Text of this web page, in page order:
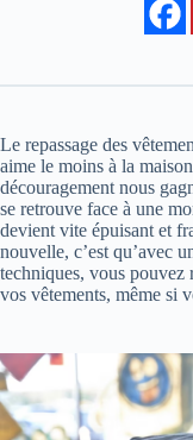
Le repassage des
aime le moins à la
découragement nous
se retrouve face à une
devient vite épuisant et
nouvelle, c’est qu’avec
techniques, vous pouvez
vos vêtements, même si